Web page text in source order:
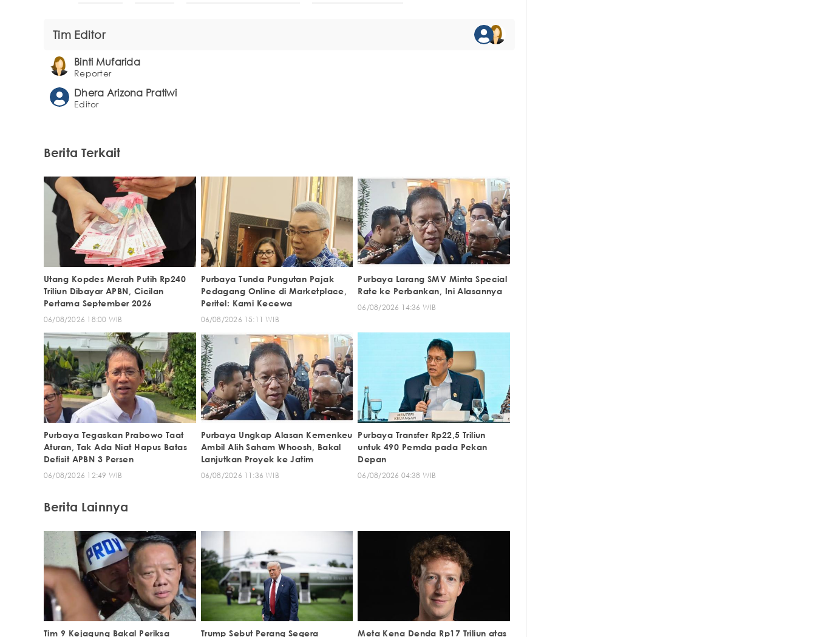
Tim Editor
Binti Mufarida
Reporter
Dhera Arizona Pratiwi
Editor
Berita Terkait
Utang Kopdes Merah Putih Rp240
Triliun Dibayar APBN, Cicilan
Pertama September 2026
06/08/2026 18:00 WIB
Purbaya Tunda Pungutan Pajak
Pedagang Online di Marketplace,
Peritel: Kami Kecewa
06/08/2026 15:11 WIB
Purbaya Larang SMV Minta Special
Rate ke Perbankan, Ini Alasannya
06/08/2026 14:36 WIB
Purbaya Tegaskan Prabowo Taat
Aturan, Tak Ada Niat Hapus Batas
Defisit APBN 3 Persen
06/08/2026 12:49 WIB
Purbaya Ungkap Alasan Kemenkeu
Ambil Alih Saham Whoosh, Bakal
Lanjutkan Proyek ke Jatim
06/08/2026 11:36 WIB
Purbaya Transfer Rp22,5 Triliun
untuk 490 Pemda pada Pekan
Depan
06/08/2026 04:38 WIB
Berita Lainnya
Tim 9 Kejagung Bakal Periksa Trump Sebut Perang Segera Meta Kena Denda Rp17 Triliun atas